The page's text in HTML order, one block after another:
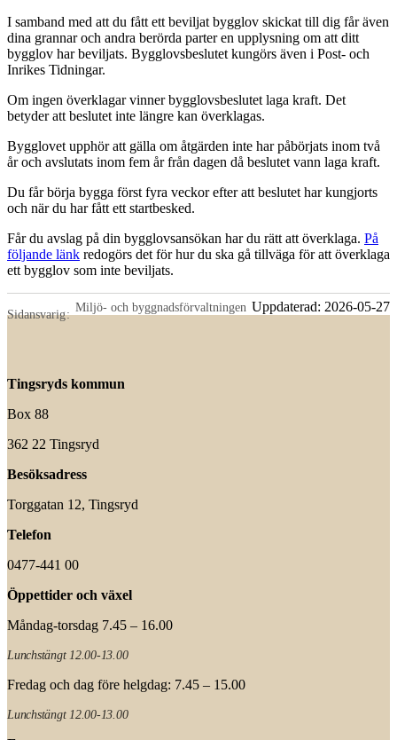
I samband med att du fått ett beviljat bygglov skickat till dig får även
dina grannar och andra berörda parter en upplysning om att ditt
bygglov har beviljats. Bygglovsbeslutet kungörs även i Post- och
Inrikes Tidningar.
Om ingen överklagar vinner bygglovsbeslutet laga kraft. Det
betyder att beslutet inte längre kan överklagas.
Bygglovet upphör att gälla om åtgärden inte har påbörjats inom två
år och avslutats inom fem år från dagen då beslutet vann laga kraft.
Du får börja bygga först fyra veckor efter att beslutet har kungjorts
och när du har fått ett startbesked.
Får du avslag på din bygglovsansökan har du rätt att överklaga. På
följande länk redogörs det för hur du ska gå tillväga för att överklaga
ett bygglov som inte beviljats.
Miljö- och byggnadsförvaltningen
Sidansvarig
Uppdaterad: 2026-05-27
Tingsryds kommun
Box 88
362 22 Tingsryd
Besöksadress
Torggatan 12, Tingsryd
Telefon
0477-441 00
Öppettider och växel
Måndag-torsdag 7.45 – 16.00
Lunchstängt 12.00-13.00
Fredag och dag före helgdag: 7.45 – 15.00
Lunchstängt 12.00-13.00